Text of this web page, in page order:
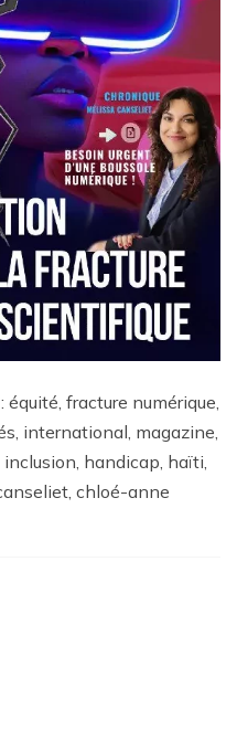
fracture numérique,
international, magazine,
handicap, haïti,
chloé-anne